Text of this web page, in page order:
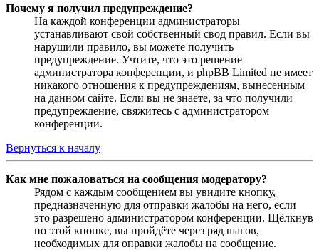
Почему я получил предупреждение?
На каждой конференции администраторы
устанавливают свой собственный свод правил. Если вы
нарушили правило, вы можете получить
предупреждение. Учтите, что это решение
администратора конференции, и phpBB Limited не имеет
никакого отношения к предупреждениям, вынесенным
на данном сайте. Если вы не знаете, за что получили
предупреждение, свяжитесь с администратором
конференции.
Вернуться к началу
Как мне пожаловаться на сообщения модератору?
Рядом с каждым сообщением вы увидите кнопку,
предназначенную для отправки жалобы на него, если
это разрешено администратором конференции. Щёлкнув
по этой кнопке, вы пройдёте через ряд шагов,
необходимых для оправки жалобы на сообщение.